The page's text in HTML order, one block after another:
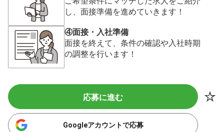
し、面接準備を進めていきます！
④面接・入社準備
面接を終えて、条件の確認や入社時期
の調整を行います！
応募に進む
Googleアカウントで応募